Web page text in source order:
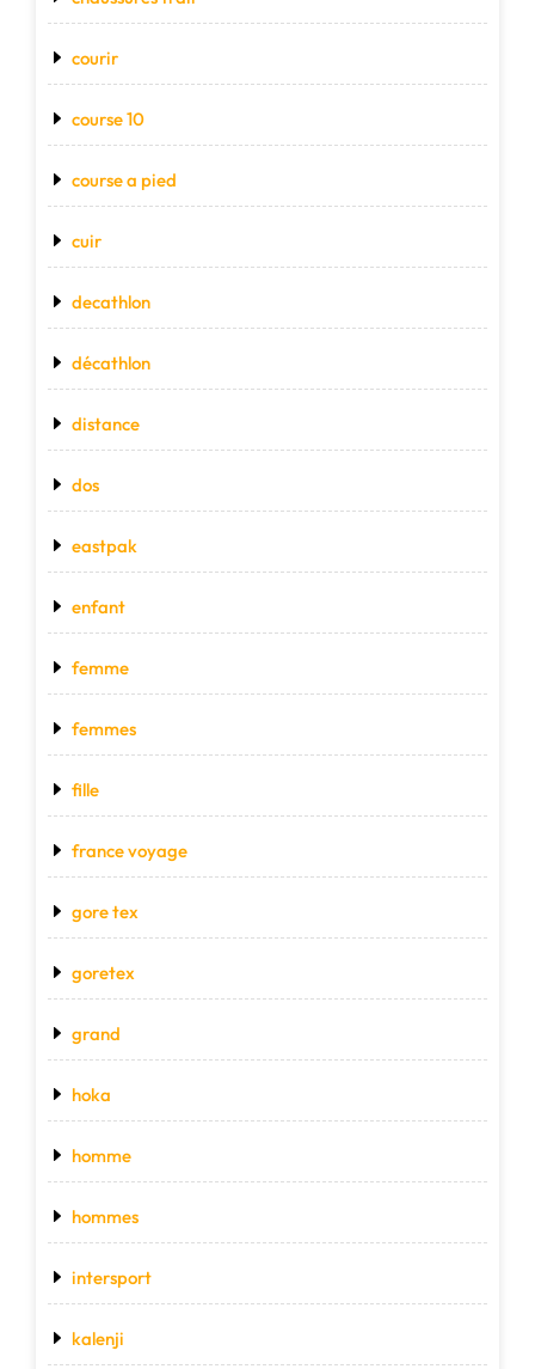
courir
course 10
course a pied
cuir
decathlon
décathlon
distance
dos
eastpak
enfant
femme
femmes
fille
france voyage
gore tex
goretex
grand
hoka
homme
hommes
intersport
kalenji